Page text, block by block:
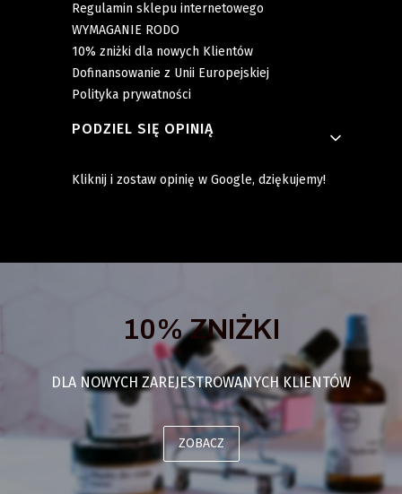
Regulamin sklepu internetowego
WYMAGANIE RODO
10% zniżki dla nowych Klientów
Dofinansowanie z Unii Europejskiej
Polityka prywatności
PODZIEL SIĘ OPINIĄ
Kliknij i zostaw opinię w Google, dziękujemy!
10% ZNIŻKI
DLA NOWYCH ZAREJESTROWANYCH KLIENTÓW
ZOBACZ